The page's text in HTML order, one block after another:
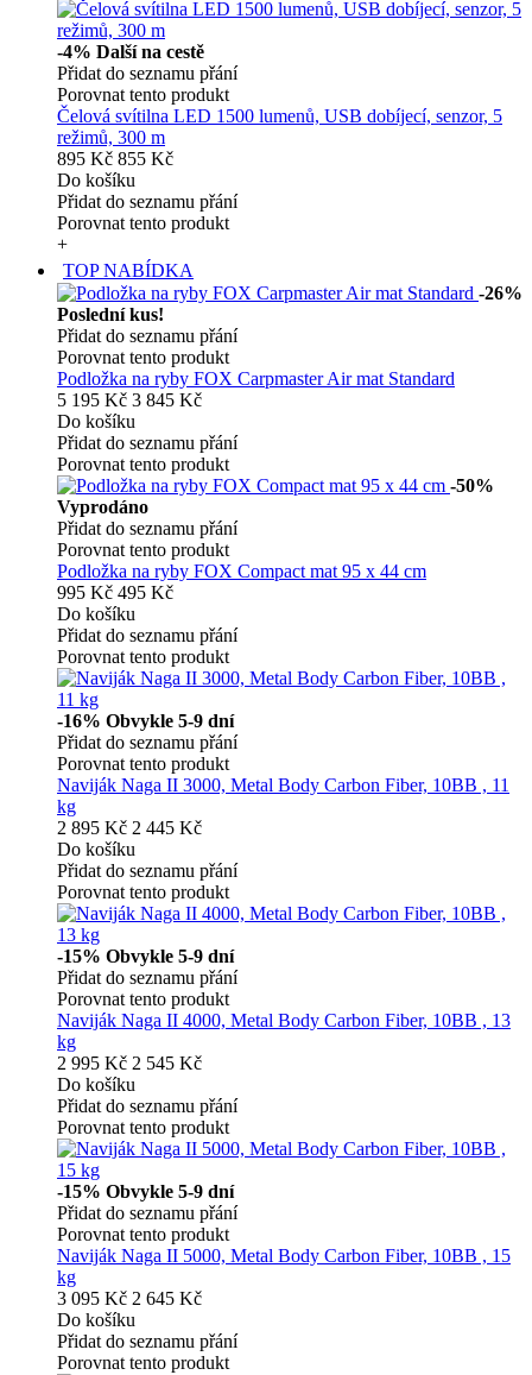
-4% Další na cestě
Přidat do seznamu přání
Porovnat tento produkt
Čelová svítilna LED 1500 lumenů, USB dobíjecí, senzor, 5
režimů, 300 m
895 Kč 855 Kč
Do košíku
Přidat do seznamu přání
Porovnat tento produkt
+
TOP NABÍDKA
-26%
Poslední kus!
Přidat do seznamu přání
Porovnat tento produkt
Podložka na ryby FOX Carpmaster Air mat Standard
5 195 Kč 3 845 Kč
Do košíku
Přidat do seznamu přání
Porovnat tento produkt
-50%
Vyprodáno
Přidat do seznamu přání
Porovnat tento produkt
Podložka na ryby FOX Compact mat 95 x 44 cm
995 Kč 495 Kč
Do košíku
Přidat do seznamu přání
Porovnat tento produkt
-16% Obvykle 5-9 dní
Přidat do seznamu přání
Porovnat tento produkt
Naviják Naga II 3000, Metal Body Carbon Fiber, 10BB , 11
kg
2 895 Kč 2 445 Kč
Do košíku
Přidat do seznamu přání
Porovnat tento produkt
-15% Obvykle 5-9 dní
Přidat do seznamu přání
Porovnat tento produkt
Naviják Naga II 4000, Metal Body Carbon Fiber, 10BB , 13
kg
2 995 Kč 2 545 Kč
Do košíku
Přidat do seznamu přání
Porovnat tento produkt
-15% Obvykle 5-9 dní
Přidat do seznamu přání
Porovnat tento produkt
Naviják Naga II 5000, Metal Body Carbon Fiber, 10BB , 15
kg
3 095 Kč 2 645 Kč
Do košíku
Přidat do seznamu přání
Porovnat tento produkt